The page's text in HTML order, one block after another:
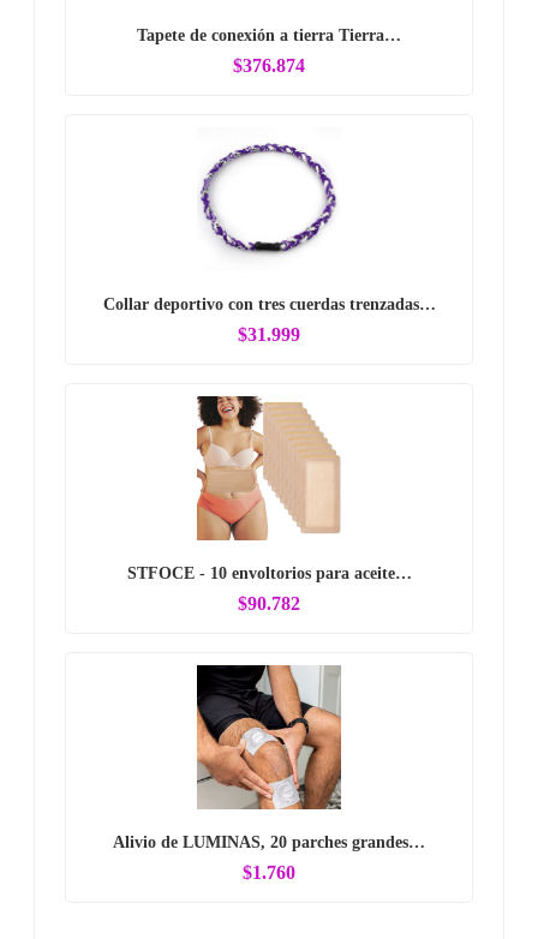
Tapete de conexión a tierra Tierra…
$376.874
Collar deportivo con tres cuerdas trenzadas…
$31.999
STFOCE - 10 envoltorios para aceite…
$90.782
Alivio de LUMINAS, 20 parches grandes…
$1.760